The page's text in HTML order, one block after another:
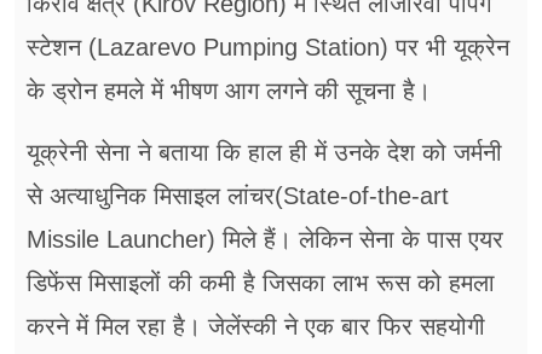
स्टेशन (Lazarevo Pumping Station) पर भी यूक्रेन
के ड्रोन हमले में भीषण आग लगने की सूचना है।
यूक्रेनी सेना ने बताया कि हाल ही में उनके देश को जर्मनी
से अत्याधुनिक मिसाइल लांचर(State-of-the-art
Missile Launcher) मिले हैं। लेकिन सेना के पास एयर
डिफेंस मिसाइलों की कमी है जिसका लाभ रूस को हमला
करने में मिल रहा है। जेलेंस्की ने एक बार फिर सहयोगी